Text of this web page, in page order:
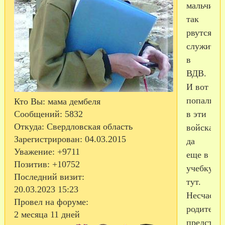
Кто Вы: мама дембеля
Сообщений: 5832
Откуда: Свердловская область
Зарегистрирован: 04.03.2015
Уважение: +9711
Позитив: +10752
Последний визит:
20.03.2023 15:23
Провел на форуме:
2 месяца 11 дней
так
рвутся
служить
в
ВДВ.
И вот
попали
в эти
войска,
да
еще в
учебку...а
тут.